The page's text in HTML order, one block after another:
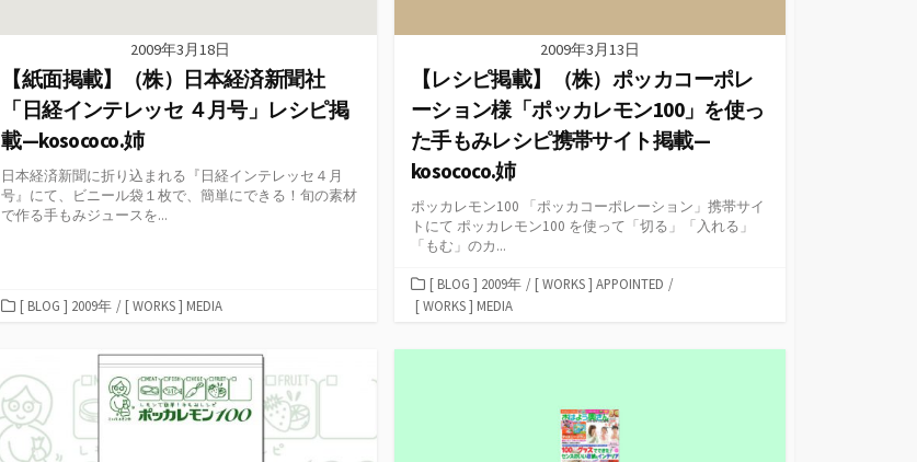
2009年3月18日
【紙面掲載】（株）日本経済新聞社
「日経インテレッセ ４月号」レシピ掲
載—kosococo.姉
日本経済新聞に折り込まれる『日経インテレッセ４月
号』にて、ビニール袋１枚で、簡単にできる！旬の素材
で作る手もみジュースを...
カ
ー
[ BLOG ] 2009年 / [ WORKS ] MEDIA
2009年3月13日
【レシピ掲載】（株）ポッカコーポレ
ーション様「ポッカレモン100」を使っ
た手もみレシピ携帯サイト掲載—
kosococo.姉
ポッカレモン100 「ポッカコーポレーション」携帯サイ
トにて ポッカレモン100 を使って「切る」「入れる」
「もむ」のカ...
カ
テ
リ
[ BLOG ] 2009年 / [ WORKS ] APPOINTED /
[ WORKS ] MEDIA